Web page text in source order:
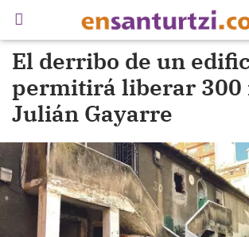
El derribo de un
permitirá liberar 300
Julián Gayarre